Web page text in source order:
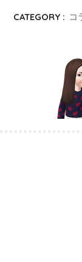
CATEGORY : コ